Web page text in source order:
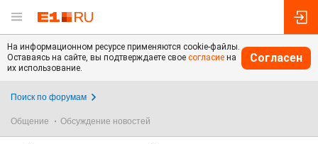
На информационном ресурсе применяются cookie-файлы.
Оставаясь на сайте, вы подтверждаете свое согласие на
их использование.
Согласен
Поиск по форумам
Общение Обсуждение новостей